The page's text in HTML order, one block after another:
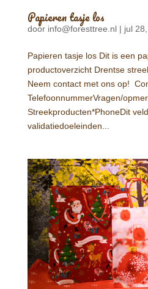
Papieren tasje los
door info@foresttree.nl| jul
Papieren tasje los Dit is een
productoverzicht Drentse
Neem contact met ons op!
TelefoonnummerVragen/
Streekproducten*PhoneDit
validatiedoeleinden...